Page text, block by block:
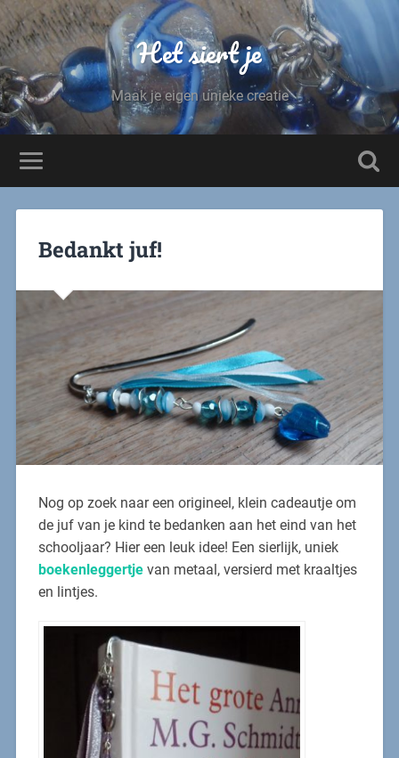
Het siert je
Maak je eigen unieke creatie
Bedankt juf!
Nog op zoek naar een origineel, klein cadeautje om
de juf van je kind te bedanken aan het eind van het
schooljaar? Hier een leuk idee! Een sierlijk, uniek
boekenleggertje van metaal, versierd met kraaltjes
en lintjes.